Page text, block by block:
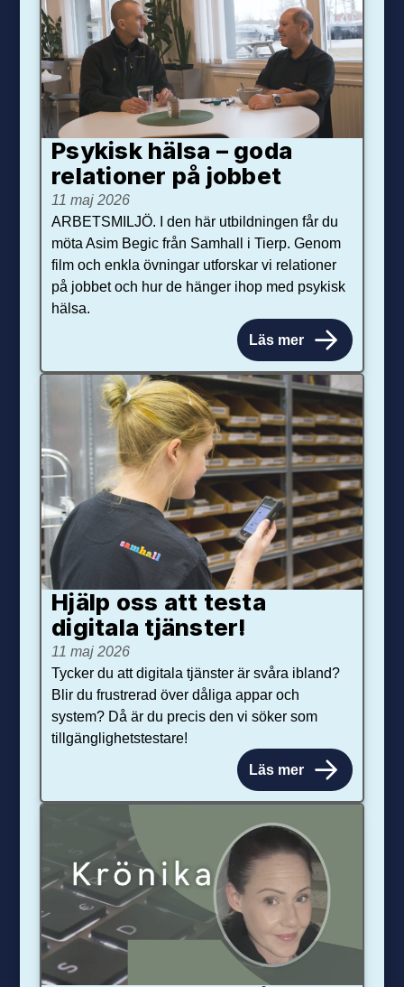
Psykisk hälsa – goda
relationer på jobbet
11 maj 2026
ARBETSMILJÖ. I den här utbildningen får du
möta Asim Begic från Samhall i Tierp. Genom
film och enkla övningar utforskar vi relationer
på jobbet och hur de hänger ihop med psykisk
hälsa.
Läs mer
Hjälp oss att testa
digitala tjänster!
11 maj 2026
Tycker du att digitala tjänster är svåra ibland?
Blir du frustrerad över dåliga appar och
system? Då är du precis den vi söker som
tillgänglighetstestare!
Läs mer